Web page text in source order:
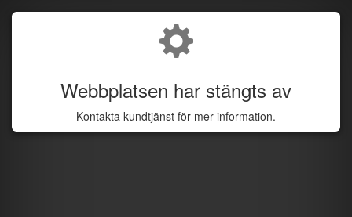
Webbplatsen har stängts av
Kontakta kundtjänst för mer information.